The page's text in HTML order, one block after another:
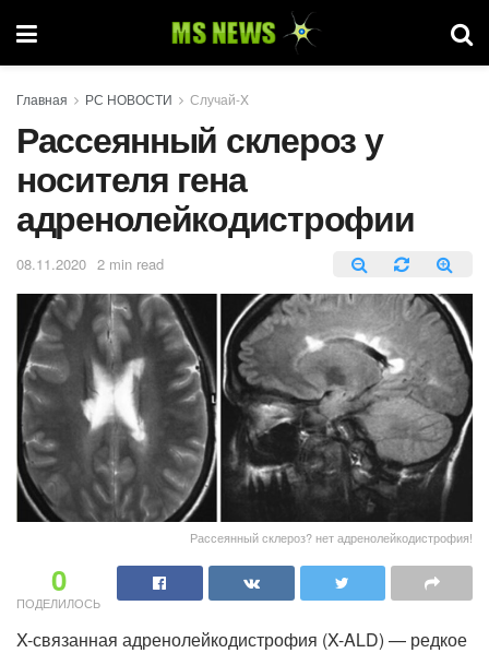
Главная РС НОВОСТИ Случай-X
Рассеянный склероз у
носителя гена
адренолейкодистрофии
08.11.2020 2 min read
Рассеянный склероз? нет адренолейкодистрофия!
0
ПОДЕЛИЛОСЬ
X-связанная адренолейкодистрофия (X-ALD) — редкое